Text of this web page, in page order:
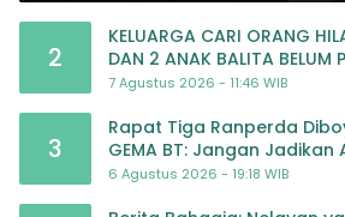
2
KELUARGA CARI ORANG
DAN 2 ANAK BALITA BELUM
JULI 2026
7 Agustus 2026 - 11:46 WIB
3
Rapat Tiga Ranperda
GEMA BT: Jangan Jadikan
Pembiayaan yang Tak Perlu
6 Agustus 2026 - 19:18 WIB